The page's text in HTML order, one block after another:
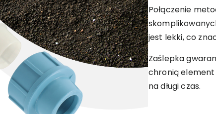
Połączenie
jest lekki, co
Zaślepka
chronią
na długi czas.